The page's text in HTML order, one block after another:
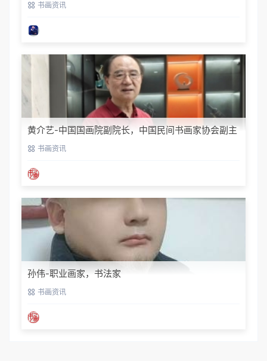
书画资讯
黄介艺-中国国画院副院长，中国民间书画家协会副主
席 书画资讯
孙伟-职业画家，书法家
书画资讯